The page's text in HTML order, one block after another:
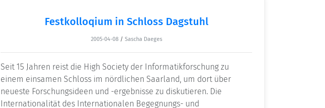
Festkolloqium in Schloss Dagstuhl
2005-04-08 / Sascha Daeges
Seit 15 Jahren reist die High Society der Informatikforschung zu
einem einsamen Schloss im nördlichen Saarland, um dort über
neueste Forschungsideen und -ergebnisse zu diskutieren. Die
Internationalität des Internationalen Begegnungs- und